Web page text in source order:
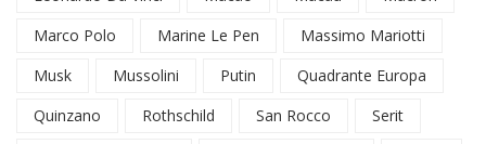
Marco Polo
Marine Le Pen
Massimo Mariotti
Musk
Mussolini Putin
Quadrante Europa
Quinzano
Rothschild San Rocco
Serit